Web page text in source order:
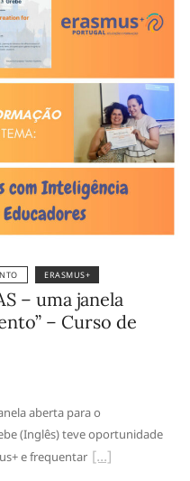
ERASMUS+
– uma janela
– Curso de
aberta para o
(Inglês) teve oportunidade
e frequentar